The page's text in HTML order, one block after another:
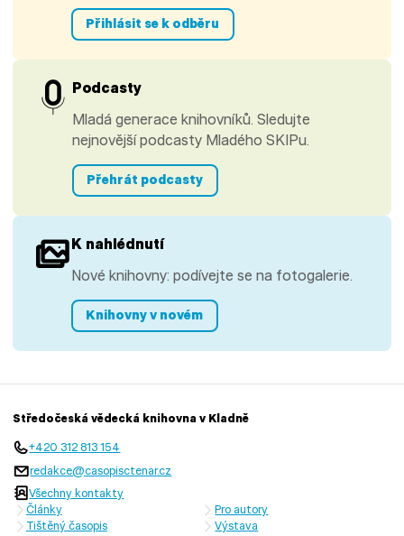
Přihlásit se k odběru
Podcasty
Mladá generace knihovníků. Sledujte
nejnovější podcasty Mladého SKIPu.
Přehrát podcasty
K nahlédnutí
Nové knihovny: podívejte se na fotogalerie.
Knihovny v novém
Středočeská vědecká knihovna v Kladně
+420 312 813 154
redakce@casopisctenar.cz
Všechny kontakty
Články
Tištěný časopis
Pro autory
Výstava